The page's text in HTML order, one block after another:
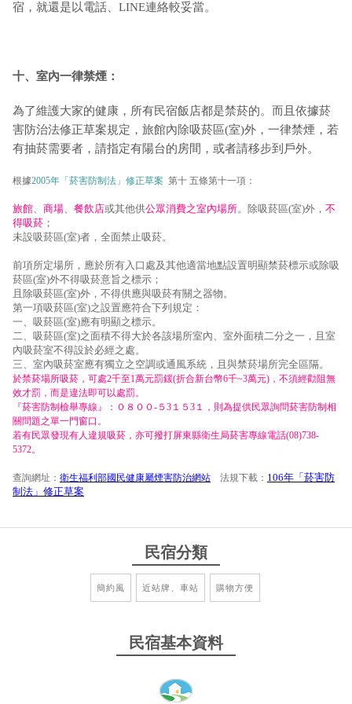
宿，就還是以電話、LINE連絡較妥當。
十、室內一律禁煙：
為了維護大家的健康，所有民宿飯店都是禁菸的。而且依據菸
害防治法修正草案規定，旅館內除吸菸區(室)外，一律禁煙，若
有抽菸需要者，請指定有陽台的房間，或者請移步到戶外。
根據2005年「菸害防制法」修正草案 第十 五條第十一項：
旅館、 商場、 餐飲店或其他供公眾消費之室內場所。除吸菸區(室)外， 不
得吸菸 ；
未設吸菸區(室)者，全面禁止吸菸。
前項所定場所，應於所有入口處及其他適當地點設置明顯禁菸標示或除吸
菸區(室)外不得吸菸意旨之標示；
且除吸菸區(室)外，不得供應與吸菸有關之器物。
第一項吸菸區(室)之設置應符合下列規定：
一、吸菸區(室)應有明顯之標示。
二、吸菸區(室)之面積不得大於各該場所室內、室外面積二分之一，且室
內吸菸室不得設於必經之處。
三、室內吸菸室應有獨立之空調或通風系統，且與禁菸場所完全區隔。
於禁菸場所吸菸，可處2千至1萬元罰鍰(折合新台幣6千~3萬元)，不須經勸阻無
效才罰，而是違法即可以處罰。
『菸害防制檢舉專線』：０８００-５3１５3１，則為提供民眾詢問菸害防制相
關問題之單一門窗口。
若有民眾發現有人違規吸菸，亦可撥打屏東縣衛生局菸害專線電話(08)738-
5372。
查詢網址： 衛生福利部國民健康屬煙害防治網站 法規下載： 106年「菸害防
制法」修正草案
民宿分類
簡約風 近站牌、車站 購物方便
民宿基本資料